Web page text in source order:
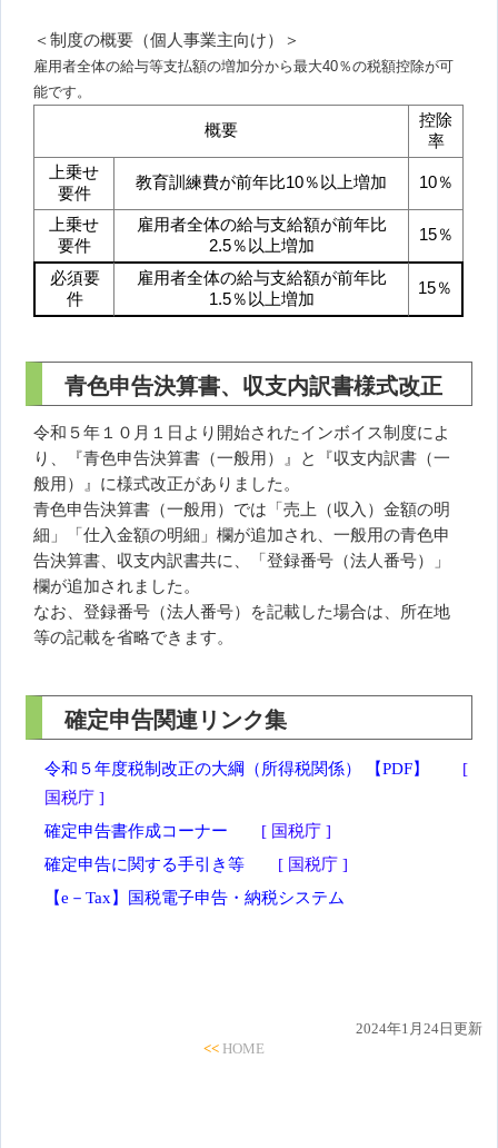
＜制度の概要（個人事業主向け）＞
雇用者全体の給与等支払額の増加分から最大40％の税額控除が可
能です。
概要
控除
率
上乗せ
要件
教育訓練費が前年比10％以上増加 10％
上乗せ
要件
雇用者全体の給与支給額が前年比
2.5％以上増加
15％
必須要
件
雇用者全体の給与支給額が前年比
1.5％以上増加
15％
青色申告決算書、収支内訳書様式改正
令和５年１０月１日より開始されたインボイス制度によ
り、『青色申告決算書（一般用）』と『収支内訳書（一
般用）』に様式改正がありました。
青色申告決算書（一般用）では「売上（収入）金額の明
細」「仕入金額の明細」欄が追加され、一般用の青色申
告決算書、収支内訳書共に、「登録番号（法人番号）」
欄が追加されました。
なお、登録番号（法人番号）を記載した場合は、所在地
等の記載を省略できます。
確定申告関連リンク集
令和５年度税制改正の大綱（所得税関係） 【PDF】
[
国税庁 ]
確定申告書作成コーナー
[ 国税庁 ]
確定申告に関する手引き等
[ 国税庁 ]
【e－Tax】国税電子申告・納税システム
2024年1月24日更新
<< HOME